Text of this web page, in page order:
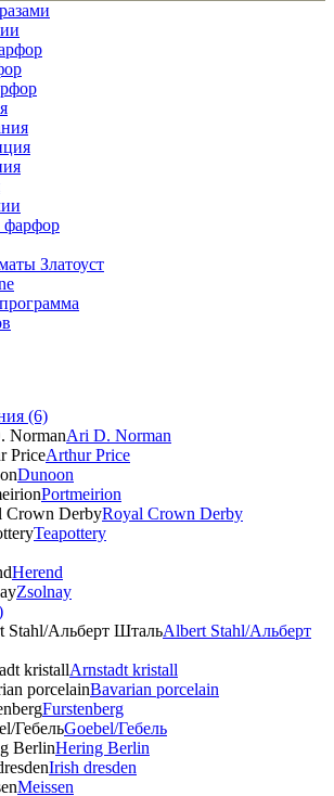
фарфор
Златоуст
(6)
Ari D. Norman
Arthur Price
Dunoon
Portmeirion
Royal Crown Derby
Teapottery
Herend
Zsolnay
Albert Stahl/Альбеpт
Arnstadt kristall
Bavarian porcelain
Furstenberg
Goebel/Гебель
Hering Berlin
Irish dresden
Meissen